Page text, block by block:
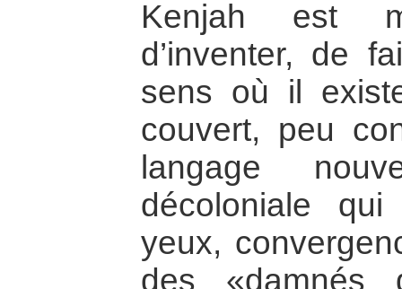
Kenjah est
d’inventer, de
sens où il
couvert, peu
langage
décoloniale
yeux,
des